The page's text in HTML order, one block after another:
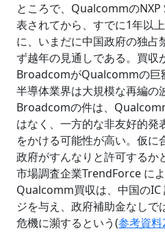
ところで、Qualcommの
表されてから、すでに1年以
に、いまだに中国政府の独占
ず越年の見通しである。買収
BroadcomがQualcommの巨
半導体業界は大規模な再編の
Broadcomの件は、
はなく、一方的な非友好的発
をかける可能性が高い。仮に
政府がすんなりと許可するか
市場調査企業TrendForce に
Qualcomm買収は、中国のIC
ジを与え、政府補助金なしで
危機に瀕するという(参考資料